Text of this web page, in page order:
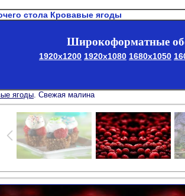
стола Кровавые ягоды
Широкоформатные
1920x1200 1920x1080 1680x1050
ягоды. Свежая малина